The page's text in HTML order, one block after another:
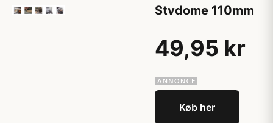
Stvdome 110mm
49,95 kr
Køb her